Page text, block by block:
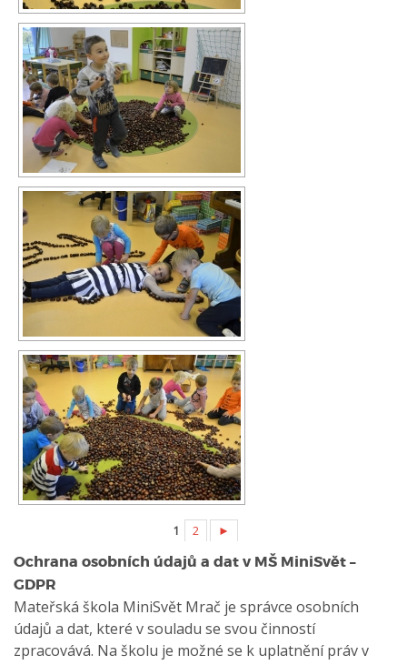
1 2 ►
Ochrana osobních údajů a dat v MŠ MiniSvět –
GDPR
Mateřská škola MiniSvět Mrač je správce osobních
údajů a dat, které v souladu se svou činností
zpracovává. Na školu je možné se k uplatnění práv v